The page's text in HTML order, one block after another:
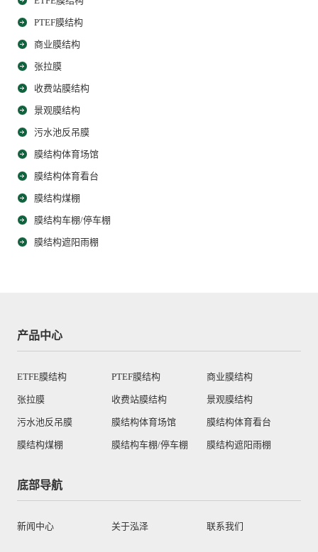
PTEF膜结构
商业膜结构
张拉膜
收费站膜结构
景观膜结构
污水池反吊膜
膜结构体育场馆
膜结构体育看台
膜结构煤棚
膜结构车棚/停车棚
膜结构遮阳雨棚
产品中心
ETFE膜结构 PTEF膜结构 商业膜结构
张拉膜 收费站膜结构 景观膜结构
污水池反吊膜 膜结构体育场馆 膜结构体育看台
膜结构煤棚 膜结构车棚/停车棚 膜结构遮阳雨棚
底部导航
新闻中心 关于泓泽 联系我们